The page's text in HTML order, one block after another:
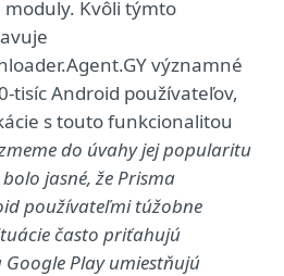
Kvôli týmto
významné
tisíc Android používateľov,
s touto funkcionalitou
do úvahy jej popularitu
jasné, že Prisma
používateľmi túžobne
často priťahujú
Play umiestňujú